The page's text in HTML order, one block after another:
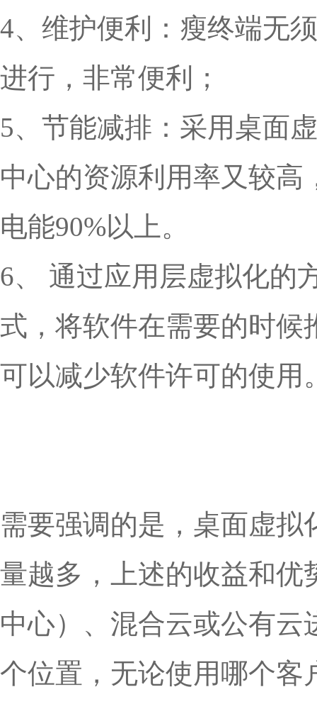
4、维护便利：瘦终端无
进行，非常便利；
5、节能减排：采用桌面
中心的资源利用率又较
电能90%以上。
6、 通过应用层虚拟化的
式，将软件在需要的时候
可以减少软件许可的使用
需要强调的是，桌面虚
量越多，上述的收益和优
中心）、混合云或公有
个位置，无论使用哪个客